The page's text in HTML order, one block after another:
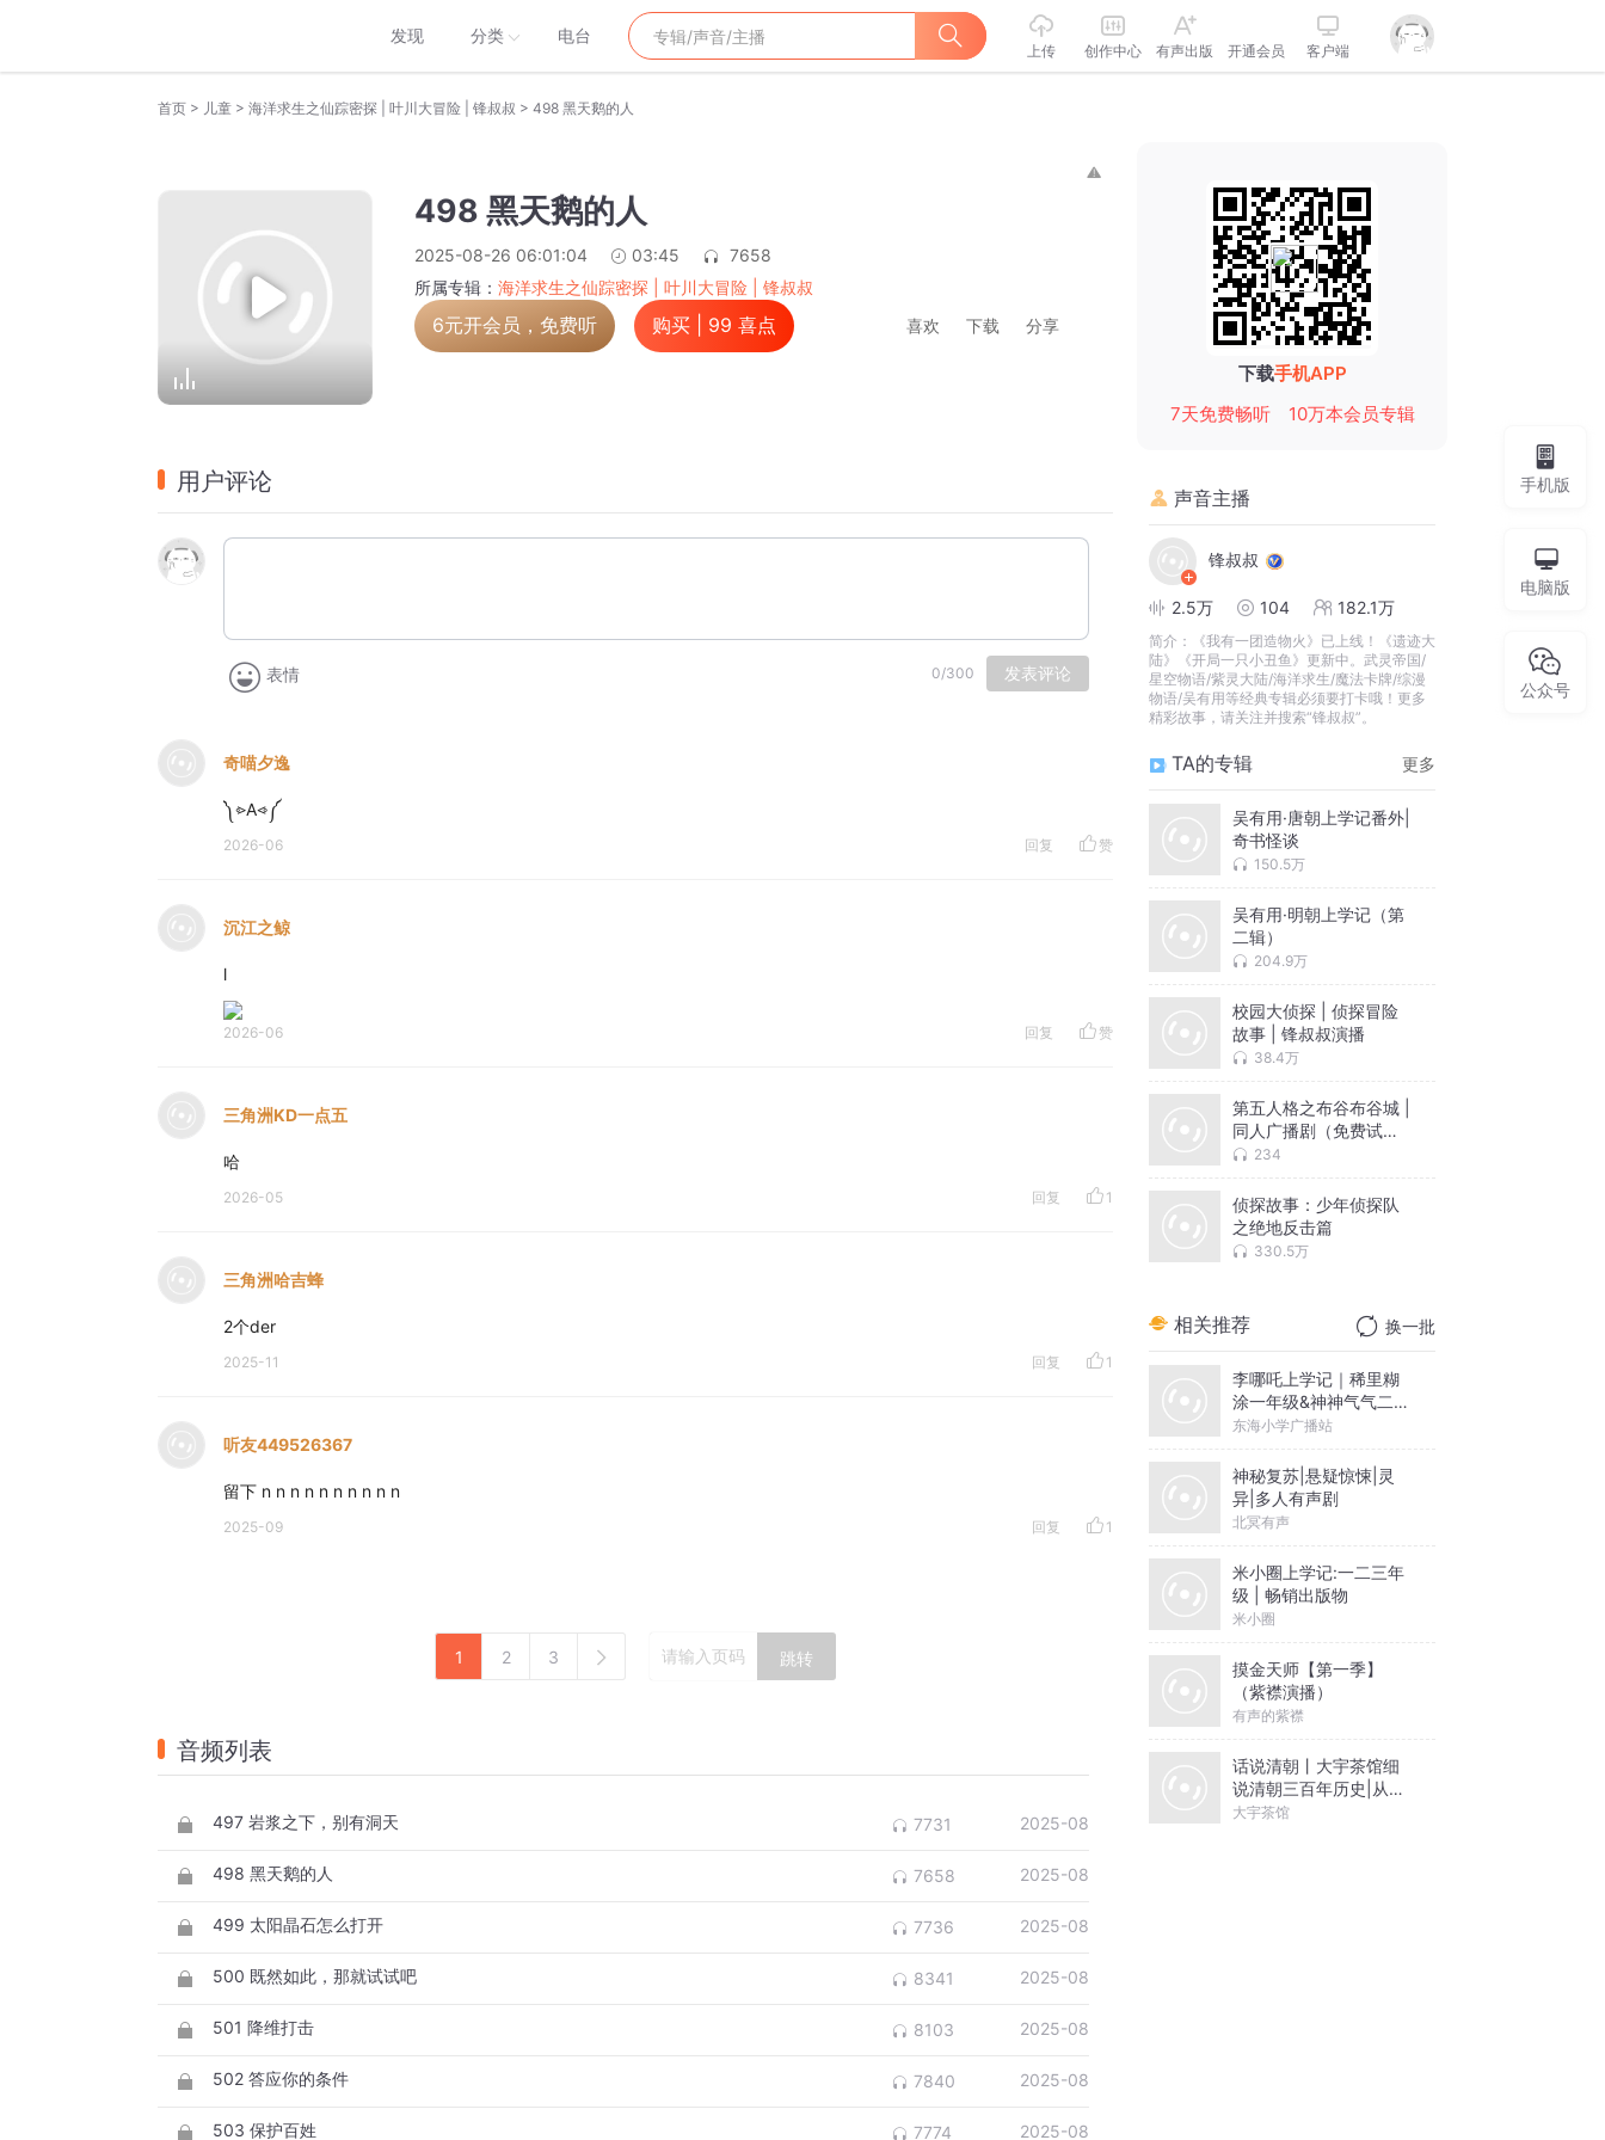
发现 分类 电台
上传 创作中心 有声出版 开通会员 客户端
首页 > 儿童 > 海洋求生之仙踪密探 | 叶川大冒险 | 锋叔叔 > 498 黑天鹅的人
498 黑天鹅的人
2025-08-26 06:01:04 03:45
7658
所属专辑： 海洋求生之仙踪密探 | 叶川大冒险 | 锋叔叔
6元开会员，免费听 购买 | 99 喜点 喜欢 下载 分享
用户评论
表情 0/300 发表评论
奇喵夕逸
༽⩺A⩹༼
2026-06 回复 赞
沉江之鲸
l
2026-06 回复 赞
三角洲KD一点五
哈
2026-05 回复 1
三角洲哈吉蜂
2个der
2025-11 回复 1
听友449526367
留下 n n n n n n n n n n
2025-09 回复 1
1 2 3 跳转
音频列表
497 岩浆之下，别有洞天 7731 2025-08
498 黑天鹅的人 7658 2025-08
499 太阳晶石怎么打开 7736 2025-08
500 既然如此，那就试试吧 8341 2025-08
501 降维打击 8103 2025-08
502 答应你的条件 7840 2025-08
503 保护百姓 7774 2025-08
下载手机APP
7天免费畅听
10万本会员专辑
声音主播
锋叔叔
2.5万 104 182.1万
简介：
《我有一团造物火》已上线！《遗迹大
陆》《开局一只小丑鱼》更新中。武灵帝国/
星空物语/紫灵大陆/海洋求生/魔法卡牌/综漫
物语/吴有用等经典专辑必须要打卡哦！更多
精彩故事，请关注并搜索“锋叔叔”。
TA的专辑 更多
吴有用·唐朝上学记番外|
奇书怪谈
150.5万
吴有用·明朝上学记（第
二辑）
204.9万
校园大侦探 | 侦探冒险
故事 | 锋叔叔演播
38.4万
第五人格之布谷布谷城 |
同人广播剧（免费试
听）234
侦探故事：少年侦探队
之绝地反击篇
330.5万
相关推荐 换一批
李哪吒上学记｜稀里糊
涂一年级&神神气气二年
级
东海小学广播站
神秘复苏|悬疑惊悚|灵
异|多人有声剧
北冥有声
米小圈上学记:一二三年
级 | 畅销出版物
米小圈
摸金天师【第一季】
（紫襟演播）
有声的紫襟
话说清朝丨大宇茶馆细
说清朝三百年历史|从努
尔哈赤到末代皇帝溥仪|
大宇茶馆
手机版
电脑版
公众号